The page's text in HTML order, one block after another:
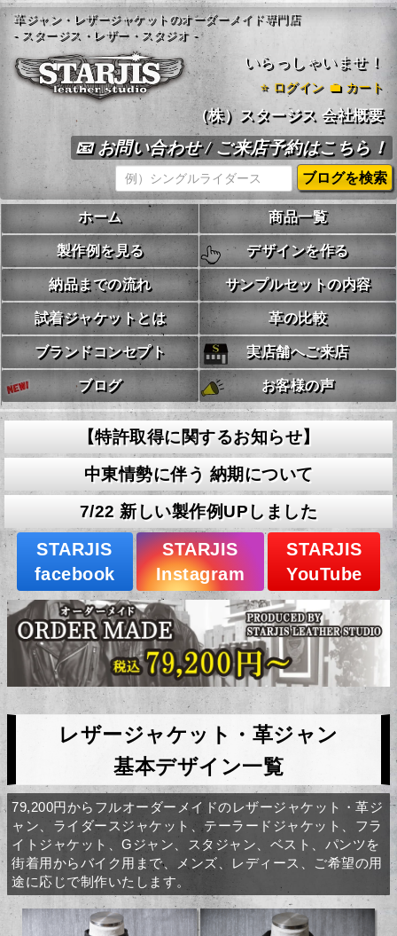
革ジャン・レザージャケットのオーダーメイド専門店
- スタージス・レザー・スタジオ -
いらっしゃいませ！
⭐ ログイン 💼 カート
（株）スタージス 会社概要
📧 お問い合わせ / ご来店予約はこちら！
ホーム 商品一覧
製作例を見る デザインを作る
納品までの流れ サンプルセットの内容
試着ジャケットとは 革の比較
ブランドコンセプト 実店舗へご来店
ブログ お客様の声
【特許取得に関するお知らせ】
中東情勢に伴う 納期について
7/22 新しい製作例UPしました
STARJIS
facebook
STARJIS
Instagram
STARJIS
YouTube
レザージャケット・革ジャン
基本デザイン一覧
79,200円からフルオーダーメイドのレザージャケット・革ジ
ャン、ライダースジャケット、テーラードジャケット、フラ
イトジャケット、Gジャン、スタジャン、ベスト、パンツを
街着用からバイク用まで、メンズ、レディース、ご希望の用
途に応じで制作いたします。